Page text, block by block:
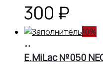
300 ₽
10%
корзину
E.MiLac №050